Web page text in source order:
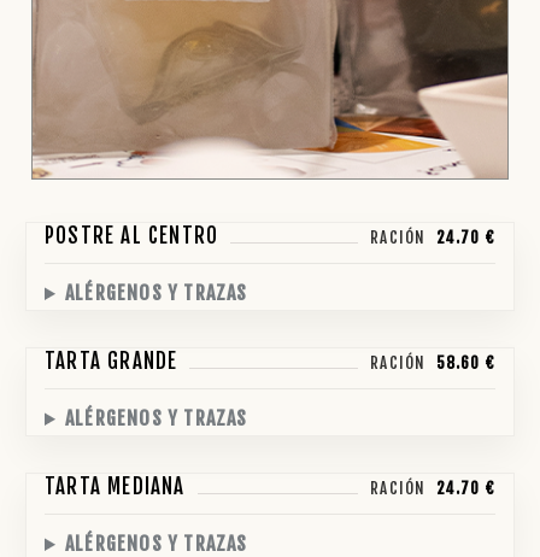
POSTRE AL CENTRO RACIÓN 24.70 €
ALÉRGENOS Y TRAZAS
TARTA GRANDE RACIÓN 58.60 €
ALÉRGENOS Y TRAZAS
TARTA MEDIANA RACIÓN 24.70 €
ALÉRGENOS Y TRAZAS